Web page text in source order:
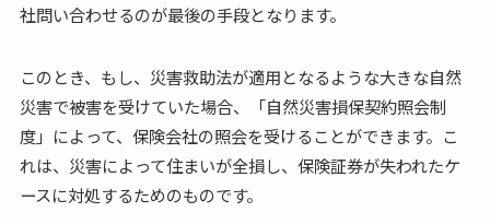
社問い合わせるのが最後の手段となります。
このとき、もし、災害救助法が適用となるような大きな自然
災害で被害を受けていた場合、「自然災害損保契約照会制
度」によって、保険会社の照会を受けることができます。こ
れは、災害によって住まいが全損し、保険証券が失われたケ
ースに対処するためのものです。